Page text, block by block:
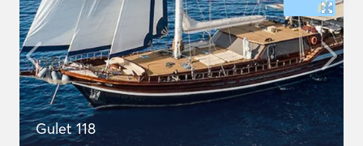
Gulet 118